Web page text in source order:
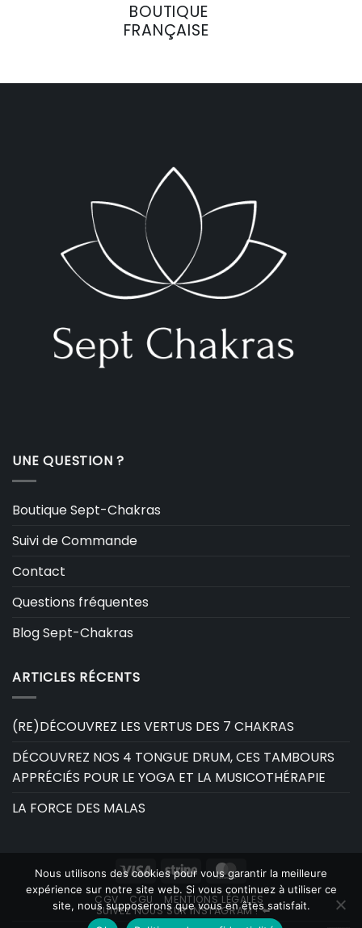
BOUTIQUE
FRANÇAISE
UNE QUESTION ?
Boutique Sept-Chakras
Suivi de Commande
Contact
Questions fréquentes
Blog Sept-Chakras
ARTICLES RÉCENTS
(RE)DÉCOUVREZ LES VERTUS DES 7 CHAKRAS
DÉCOUVREZ NOS 4 TONGUE DRUM, CES TAMBOURS
APPRÉCIÉS POUR LE YOGA ET LA MUSICOTHÉRAPIE
LA FORCE DES MALAS
Visa Stripe MasterCard
CGV CGU
MENTIONS LÉGALES
SUIVEZ NOUS SUR INSTAGRAM ! ⬅️
Nous utilisons des cookies pour vous garantir la meilleure
expérience sur notre site web. Si vous continuez à utiliser ce
site, nous supposerons que vous en êtes satisfait.